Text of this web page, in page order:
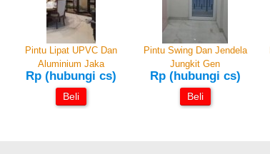
Pintu Lipat UPVC Dan
Aluminium Jaka
Rp (hubungi cs)
Beli
Pintu Swing Dan Jendela
Jungkit Gen
Rp (hubungi cs)
Beli